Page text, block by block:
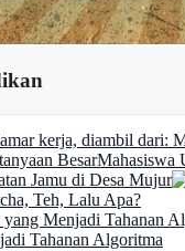
BesarMahasiswa
Jamu di Desa Mujur
Teh, Lalu Apa?
Tahanan Algoritma